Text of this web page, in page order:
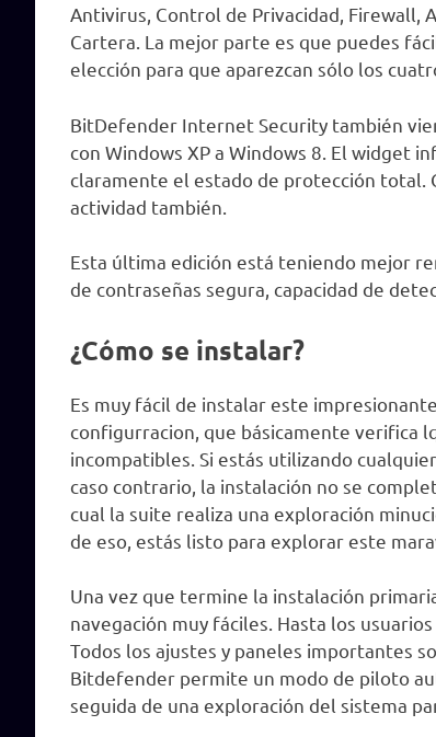
Antivirus, Control de Privacidad, Firewall,
Cartera. La mejor parte es que puedes
elección para que aparezcan sólo los
BitDefender Internet Security también
con Windows XP a Windows 8. El widget
claramente el estado de protección total.
actividad también.
Esta última edición está teniendo mejor
de contraseñas segura, capacidad de
¿Cómo se instalar?
Es muy fácil de instalar este
configurracion, que básicamente verifica
incompatibles. Si estás utilizando
caso contrario, la instalación no se
cual la suite realiza una exploración
de eso, estás listo para explorar este
Una vez que termine la instalación
navegación muy fáciles. Hasta los
Todos los ajustes y paneles importantes
Bitdefender permite un modo de piloto
seguida de una exploración del sistema